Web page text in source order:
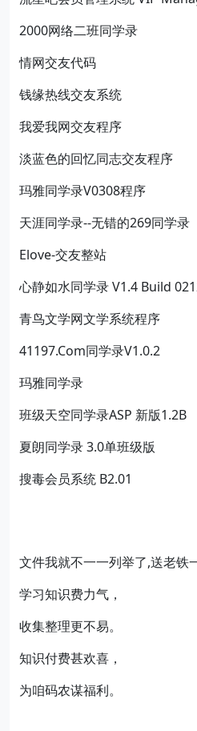
2000网络二班同学录
情网交友代码
钱缘热线交友系统
我爱我网交友程序
淡蓝色的回忆同志交友程序
玛雅同学录V0308程序
天涯同学录--无错的269同学录
Elove-交友整站
心静如水同学录 V1.4 Build
青鸟文学网文学系统程序
41197.Com同学录V1.0.2
玛雅同学录
班级天空同学录ASP 新版1.2B
夏朗同学录 3.0单班级版
搜毒会员系统 B2.01
文件我就不一一列举了,送老铁
学习知识费力气，
收集整理更不易。
知识付费甚欢喜，
为咱码农谋福利。